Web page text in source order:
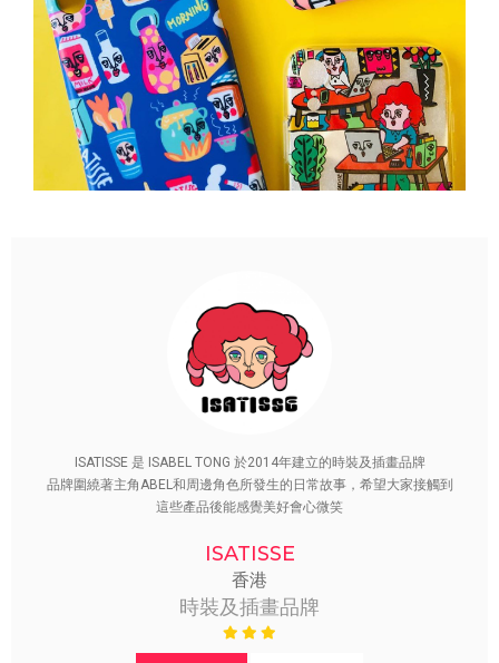
ISATISSE 是 ISABEL TONG 於2014年建立的時裝及插畫品牌
品牌圍繞著主角ABEL和周邊角色所發生的日常故事，希望大家接觸到
這些產品後能感覺美好會心微笑
ISATISSE
香港
時裝及插畫品牌